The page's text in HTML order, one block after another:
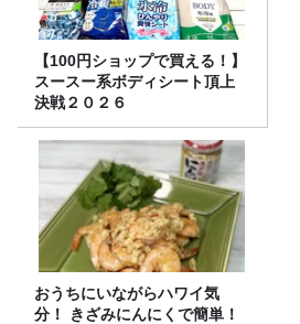
【100円ショップで買える！】
スースー系ボディシート頂上
決戦２０２６
おうちにいながらハワイ気
分！ きざみにんにくで簡単！